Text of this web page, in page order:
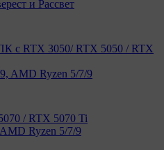
и Рассвет
с RTX 3050/ RTX 5050 / RTX
AMD Ryzen 5/7/9
/ RTX 5070 Ti
Ryzen 5/7/9